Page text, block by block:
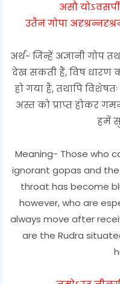
असौ
उतैनं गोपा
अर्थ- जिन्हें अज्ञानी गोप
देख सकती हैं, विष धारण
हो गया है, तथापि
अस्त को प्राप्त होकर
हमें
Meaning- Those who
ignorant gopas and
throat has become
however, who are
always move after
are the Rudra